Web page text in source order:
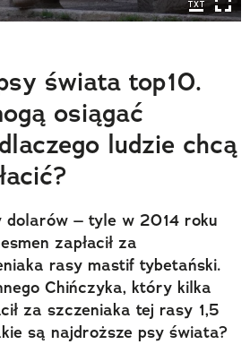
świata top10.
osiągać
ludzie chcą
dolarów – tyle w 2014 roku
zapłacił za
rasy mastif tybetański.
Chińczyka, który kilka
za szczeniaka tej rasy 1,5
są najdroższe psy świata?